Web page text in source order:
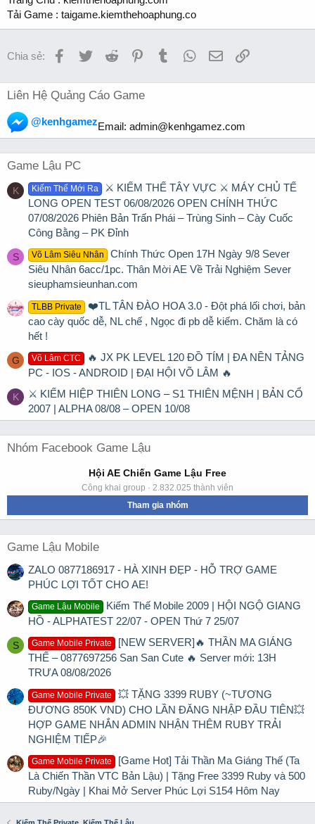
Tải Game : taigame.kiemthehoaphung.co
Chia sẻ: Facebook
TwitterReddit PinterestTumblrWhatsApp
EmailLink
Liên Hệ Quảng Cáo Game
@kenhgamezEmail: admin@kenhgamez.com
Game Lậu PC
K Kiếm Thế Mới Ra
⚔️ KIẾM THẾ TÂY VỰC ⚔️ MÁY CHỦ TẾ
LONG OPEN TEST 06/08/2026 OPEN CHÍNH THỨC
07/08/2026 Phiên Bản Trấn Phái – Trùng Sinh – Cày Cuốc
Công Bằng – PK Đỉnh
S Võ Lâm Siêu Nhân
Chính Thức Open 17H Ngày 9/8 Sever
Siêu Nhân 6acc/1pc. Thân Mời AE Về Trải Nghiệm Sever
sieuphamsieunhan.com
TLBB Private
❤️TL TÂN ĐÀO HOA 3.0 - Đột phá lối chơi, bản
cao cày quốc dễ, NL chế , Ngọc đi pb dễ kiếm. Chăm là có
hết !
G Võ Lâm CTC
🔥 JX PK LEVEL 120 ĐỒ TÍM | ĐA NỀN TẢNG
PC - IOS - ANDROID | ĐẠI HỘI VÕ LÂM 🔥
K
⚔ KIẾM HIỆP THIÊN LONG – S1 THIÊN MỆNH | BẢN CỔ
2007 | ALPHA 08/08 – OPEN 10/08
Nhóm Facebook Game Lậu
Hội AE Chiến Game Lậu Free
Công khai group · 2.832.025 thành viên
Tham gia nhóm
Game Lậu Mobile
ZALO 0877186917 - HÀ XINH ĐẸP - HỖ TRỢ GAME
PHÚC LỢI TỐT CHO AE!
Game Lậu Mobile
Kiếm Thế Mobile 2009 | HỘI NGỘ GIANG
HỒ - ALPHATEST 22/07 - OPEN Thứ 7 25/07
S Game Mobile Private
[NEW SERVER]🔥 THẦN MA GIÁNG
THẾ – 0877697256 San San Cute 🔥 Server mới: 13H
TRƯA 08/08/2026
Game Mobile Private
💥 TẶNG 3399 RUBY (~TƯƠNG
ĐƯƠNG 850K VND) CHO LẦN ĐĂNG NHẬP ĐẦU TIÊN💥
HỢP GAME NHẮN ADMIN NHẬN THÊM RUBY TRẢI
NGHIỆM TIẾP🎉
Game Mobile Private
[Game Hot] Tải Thần Ma Giáng Thế (Ta
Là Chiến Thần VTC Bản Lậu) | Tặng Free 3399 Ruby và 500
Ruby/Ngày | Khai Mở Server Phúc Lợi S154 Hôm Nay